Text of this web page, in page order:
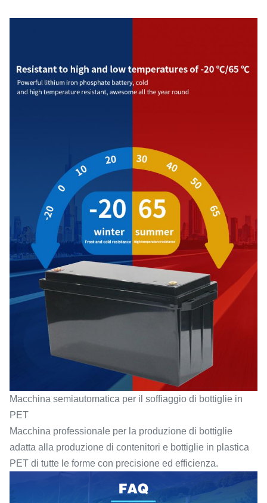
Macchina semiautomatica per il soffiaggio di bottiglie in
PET
Macchina professionale per la produzione di bottiglie
adatta alla produzione di contenitori e bottiglie in plastica
PET di tutte le forme con precisione ed efficienza.